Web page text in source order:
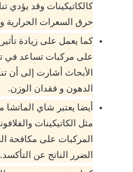
كالكاتيكينات وقد يؤدي
حرق السعرات الحرارية
كما يعمل على زيادة
على مركبات تساعد في
الأبحاث أشارت إلى أن
الدهون و فقدان الوزن.
أيضا يعتبر شاي
مثل الكاتيكينات
المركبات على مكافحة
الضرر الناتج عن التأكسد.